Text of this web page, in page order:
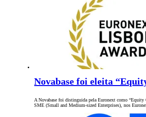
Novabase foi eleita
A Novabase foi distinguida pela Euronext como “Equity
SME (Small and Medium-sized Enterprises), nos